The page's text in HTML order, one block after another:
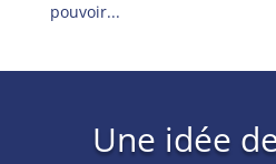
pouvoir...
Une idée